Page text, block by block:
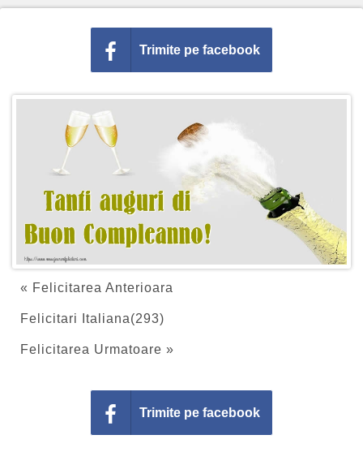
Trimite pe facebook
« Felicitarea Anterioara
Felicitari Italiana(293)
Felicitarea Urmatoare »
Trimite pe facebook